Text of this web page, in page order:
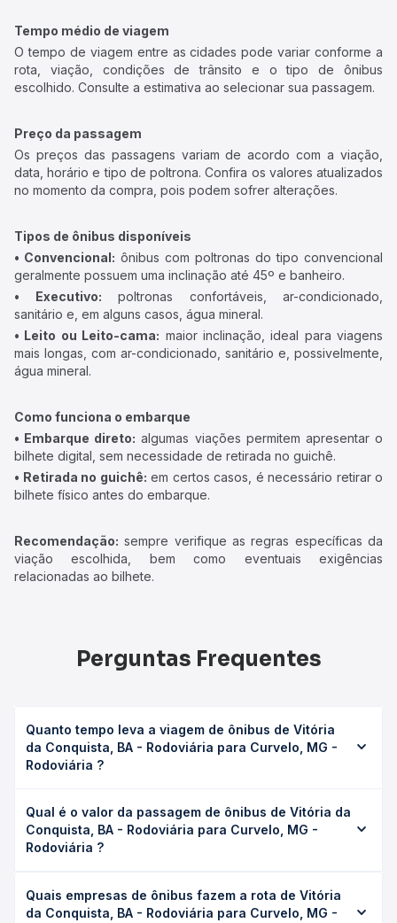
Tempo médio de viagem
O tempo de viagem entre as cidades pode variar conforme a
rota, viação, condições de trânsito e o tipo de ônibus
escolhido. Consulte a estimativa ao selecionar sua passagem.
Preço da passagem
Os preços das passagens variam de acordo com a viação,
data, horário e tipo de poltrona. Confira os valores atualizados
no momento da compra, pois podem sofrer alterações.
Tipos de ônibus disponíveis
• Convencional: ônibus com poltronas do tipo convencional
geralmente possuem uma inclinação até 45º e banheiro.
• Executivo: poltronas confortáveis, ar-condicionado,
sanitário e, em alguns casos, água mineral.
• Leito ou Leito-cama: maior inclinação, ideal para viagens
mais longas, com ar-condicionado, sanitário e, possivelmente,
água mineral.
Como funciona o embarque
• Embarque direto: algumas viações permitem apresentar o
bilhete digital, sem necessidade de retirada no guichê.
• Retirada no guichê: em certos casos, é necessário retirar o
bilhete físico antes do embarque.
Recomendação: sempre verifique as regras específicas da
viação escolhida, bem como eventuais exigências
relacionadas ao bilhete.
Perguntas Frequentes
Quanto tempo leva a viagem de ônibus de Vitória
da Conquista, BA - Rodoviária para Curvelo, MG -
Rodoviária ?
Rodoviária para Curvelo, MG - Rodoviária leva em média
12h 59min, podendo variar conforme a viação, o tipo de
serviço (convencional, executivo ou leito) e as condições
desejada.
Qual é o valor da passagem de ônibus de Vitória da
Conquista, BA - Rodoviária para Curvelo, MG -
Rodoviária ?
BA - Rodoviária para Curvelo, MG - Rodoviária custa em
média R$ 394,00 e varia conforme a data da viagem, a
Quais empresas de ônibus fazem a rota de Vitória
da Conquista, BA - Rodoviária para Curvelo, MG -